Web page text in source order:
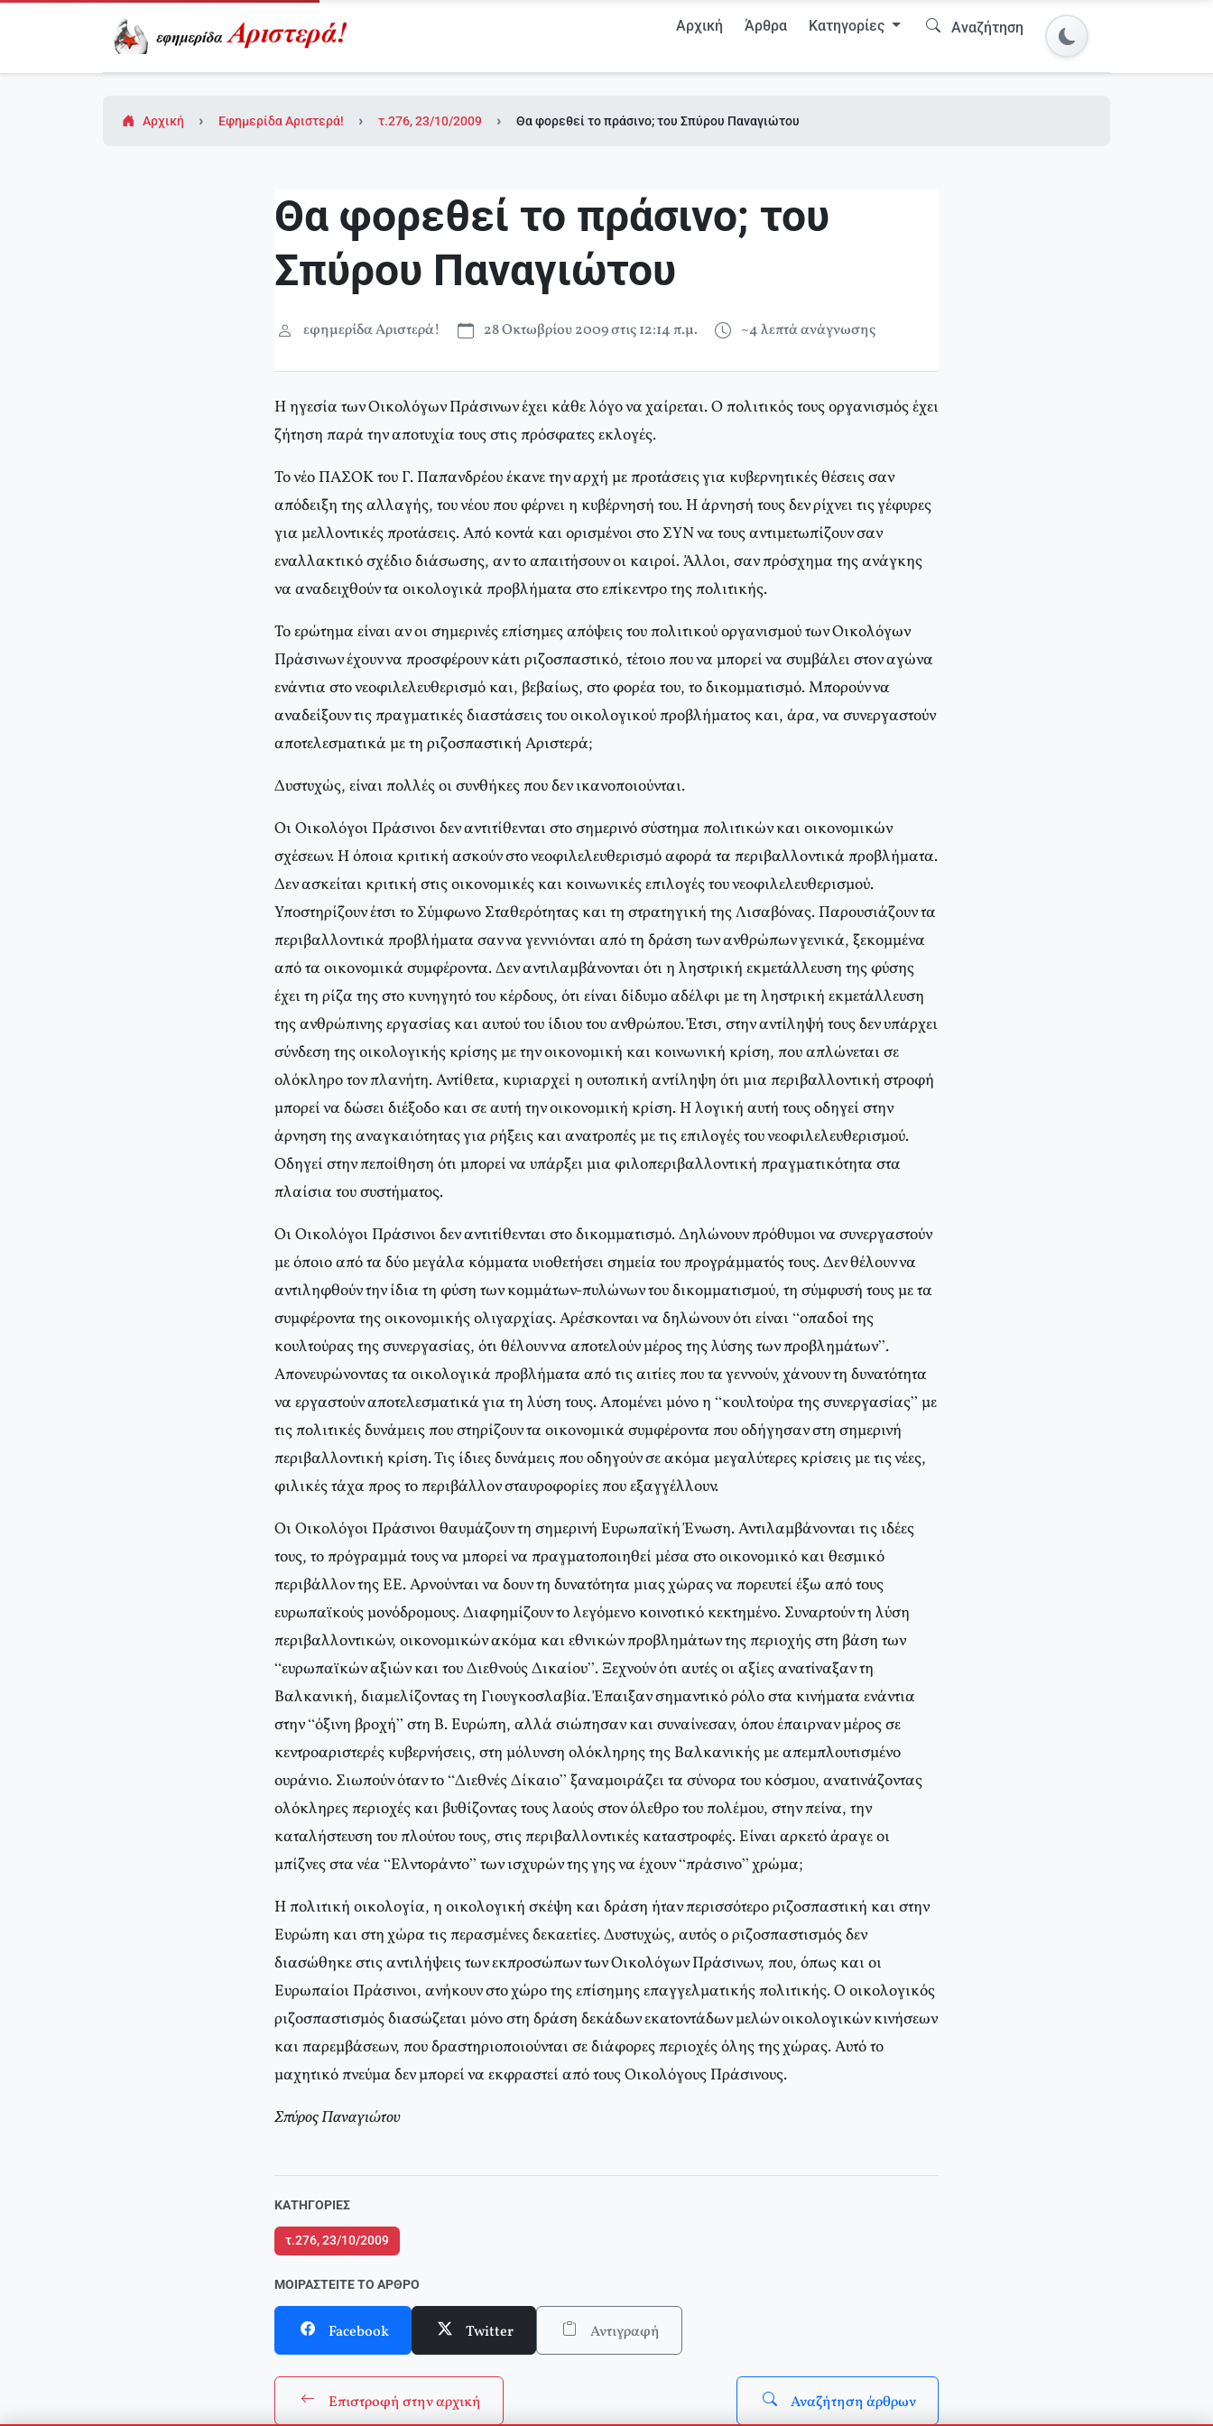
Αρχική Άρθρα Κατηγορίες Αναζήτηση
Αρχική Εφημερίδα Αριστερά! τ.276, 23/10/2009 Θα φορεθεί το πράσινο; του Σπύρου Παναγιώτου
Θα φορεθεί το πράσινο; του
Σπύρου Παναγιώτου
εφημερίδα Αριστερά! 28 Οκτωβρίου 2009 στις 12:14 π.μ. ~4 λεπτά ανάγνωσης
Η ηγεσία των Οικολόγων Πράσινων έχει κάθε λόγο να χαίρεται. Ο πολιτικός τους οργανισμός έχει
ζήτηση παρά την αποτυχία τους στις πρόσφατες εκλογές.
Το νέο ΠΑΣΟΚ του Γ. Παπανδρέου έκανε την αρχή με προτάσεις για κυβερνητικές θέσεις σαν
απόδειξη της αλλαγής, του νέου που φέρνει η κυβέρνησή του. Η άρνησή τους δεν ρίχνει τις γέφυρες
για μελλοντικές προτάσεις. Από κοντά και ορισμένοι στο ΣΥΝ να τους αντιμετωπίζουν σαν
εναλλακτικό σχέδιο διάσωσης, αν το απαιτήσουν οι καιροί. Άλλοι, σαν πρόσχημα της ανάγκης
να αναδειχθούν τα οικολογικά προβλήματα στο επίκεντρο της πολιτικής.
Το ερώτημα είναι αν οι σημερινές επίσημες απόψεις του πολιτικού οργανισμού των Οικολόγων
Πράσινων έχουν να προσφέρουν κάτι ριζοσπαστικό, τέτοιο που να μπορεί να συμβάλει στον αγώνα
ενάντια στο νεοφιλελευθερισμό και, βεβαίως, στο φορέα του, το δικομματισμό. Μπορούν να
αναδείξουν τις πραγματικές διαστάσεις του οικολογικού προβλήματος και, άρα, να συνεργαστούν
αποτελεσματικά με τη ριζοσπαστική Αριστερά;
Δυστυχώς, είναι πολλές οι συνθήκες που δεν ικανοποιούνται.
Οι Οικολόγοι Πράσινοι δεν αντιτίθενται στο σημερινό σύστημα πολιτικών και οικονομικών
σχέσεων. Η όποια κριτική ασκούν στο νεοφιλελευθερισμό αφορά τα περιβαλλοντικά προβλήματα.
Δεν ασκείται κριτική στις οικονομικές και κοινωνικές επιλογές του νεοφιλελευθερισμού.
Υποστηρίζουν έτσι το Σύμφωνο Σταθερότητας και τη στρατηγική της Λισαβόνας. Παρουσιάζουν τα
περιβαλλοντικά προβλήματα σαν να γεννιόνται από τη δράση των ανθρώπων γενικά, ξεκομμένα
από τα οικονομικά συμφέροντα. Δεν αντιλαμβάνονται ότι η ληστρική εκμετάλλευση της φύσης
έχει τη ρίζα της στο κυνηγητό του κέρδους, ότι είναι δίδυμο αδέλφι με τη ληστρική εκμετάλλευση
της ανθρώπινης εργασίας και αυτού του ίδιου του ανθρώπου. Έτσι, στην αντίληψή τους δεν υπάρχει
σύνδεση της οικολογικής κρίσης με την οικονομική και κοινωνική κρίση, που απλώνεται σε
ολόκληρο τον πλανήτη. Αντίθετα, κυριαρχεί η ουτοπική αντίληψη ότι μια περιβαλλοντική στροφή
μπορεί να δώσει διέξοδο και σε αυτή την οικονομική κρίση. Η λογική αυτή τους οδηγεί στην
άρνηση της αναγκαιότητας για ρήξεις και ανατροπές με τις επιλογές του νεοφιλελευθερισμού.
Οδηγεί στην πεποίθηση ότι μπορεί να υπάρξει μια φιλοπεριβαλλοντική πραγματικότητα στα
πλαίσια του συστήματος.
Οι Οικολόγοι Πράσινοι δεν αντιτίθενται στο δικομματισμό. Δηλώνουν πρόθυμοι να συνεργαστούν
με όποιο από τα δύο μεγάλα κόμματα υιοθετήσει σημεία του προγράμματός τους. Δεν θέλουν να
αντιληφθούν την ίδια τη φύση των κομμάτων-πυλώνων του δικομματισμού, τη σύμφυσή τους με τα
συμφέροντα της οικονομικής ολιγαρχίας. Αρέσκονται να δηλώνουν ότι είναι “οπαδοί της
κουλτούρας της συνεργασίας, ότι θέλουν να αποτελούν μέρος της λύσης των προβλημάτων”.
Απονευρώνοντας τα οικολογικά προβλήματα από τις αιτίες που τα γεννούν, χάνουν τη δυνατότητα
να εργαστούν αποτελεσματικά για τη λύση τους. Απομένει μόνο η “κουλτούρα της συνεργασίας” με
τις πολιτικές δυνάμεις που στηρίζουν τα οικονομικά συμφέροντα που οδήγησαν στη σημερινή
περιβαλλοντική κρίση. Τις ίδιες δυνάμεις που οδηγούν σε ακόμα μεγαλύτερες κρίσεις με τις νέες,
φιλικές τάχα προς το περιβάλλον σταυροφορίες που εξαγγέλλουν.
Οι Οικολόγοι Πράσινοι θαυμάζουν τη σημερινή Ευρωπαϊκή Ένωση. Αντιλαμβάνονται τις ιδέες
τους, το πρόγραμμά τους να μπορεί να πραγματοποιηθεί μέσα στο οικονομικό και θεσμικό
περιβάλλον της ΕΕ. Αρνούνται να δουν τη δυνατότητα μιας χώρας να πορευτεί έξω από τους
ευρωπαϊκούς μονόδρομους. Διαφημίζουν το λεγόμενο κοινοτικό κεκτημένο. Συναρτούν τη λύση
περιβαλλοντικών, οικονομικών ακόμα και εθνικών προβλημάτων της περιοχής στη βάση των
“ευρωπαϊκών αξιών και του Διεθνούς Δικαίου”. Ξεχνούν ότι αυτές οι αξίες ανατίναξαν τη
Βαλκανική, διαμελίζοντας τη Γιουγκοσλαβία. Έπαιξαν σημαντικό ρόλο στα κινήματα ενάντια
στην “όξινη βροχή” στη Β. Ευρώπη, αλλά σιώπησαν και συναίνεσαν, όπου έπαιρναν μέρος σε
κεντροαριστερές κυβερνήσεις, στη μόλυνση ολόκληρης της Βαλκανικής με απεμπλουτισμένο
ουράνιο. Σιωπούν όταν το “Διεθνές Δίκαιο” ξαναμοιράζει τα σύνορα του κόσμου, ανατινάζοντας
ολόκληρες περιοχές και βυθίζοντας τους λαούς στον όλεθρο του πολέμου, στην πείνα, την
καταλήστευση του πλούτου τους, στις περιβαλλοντικές καταστροφές. Είναι αρκετό άραγε οι
μπίζνες στα νέα “Ελντοράντο” των ισχυρών της γης να έχουν “πράσινο” χρώμα;
Η πολιτική οικολογία, η οικολογική σκέψη και δράση ήταν περισσότερο ριζοσπαστική και στην
Ευρώπη και στη χώρα τις περασμένες δεκαετίες. Δυστυχώς, αυτός ο ριζοσπαστισμός δεν
διασώθηκε στις αντιλήψεις των εκπροσώπων των Οικολόγων Πράσινων, που, όπως και οι
Ευρωπαίοι Πράσινοι, ανήκουν στο χώρο της επίσημης επαγγελματικής πολιτικής. Ο οικολογικός
ριζοσπαστισμός διασώζεται μόνο στη δράση δεκάδων εκατοντάδων μελών οικολογικών κινήσεων
και παρεμβάσεων, που δραστηριοποιούνται σε διάφορες περιοχές όλης της χώρας. Αυτό το
μαχητικό πνεύμα δεν μπορεί να εκφραστεί από τους Οικολόγους Πράσινους.
Σπύρος Παναγιώτου
ΚΑΤΗΓΟΡΊΕΣ
τ.276, 23/10/2009
ΜΟΙΡΑΣΤΕΊΤΕ ΤΟ ΆΡΘΡΟ
Facebook Twitter Αντιγραφή
Επιστροφή στην αρχική Αναζήτηση άρθρων